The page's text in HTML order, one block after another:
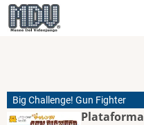
Pasar
al
Big Challenge! Gun Fighter
Plataforma